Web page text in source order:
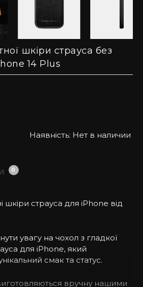
шкіри страуса без
14 Plus
Наявність: Нет в наличии
0
шкіри страуса для iPhone від
увагу на чохол з гладкої
для iPhone, який
смак та статус.
вручну нашими